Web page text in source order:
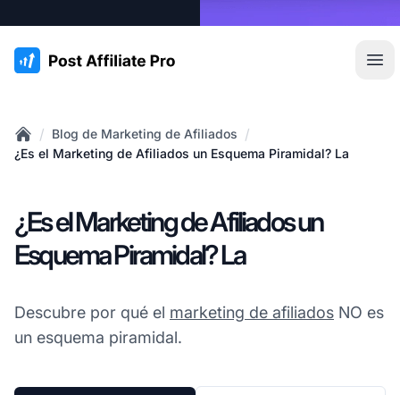
:site.title
Home
/ Blog de Marketing de Afiliados /
¿Es el Marketing de Afiliados un Esquema Piramidal? La
¿Es el Marketing de Afiliados un
Esquema Piramidal? La
Descubre por qué el marketing de afiliados NO es
un esquema piramidal.